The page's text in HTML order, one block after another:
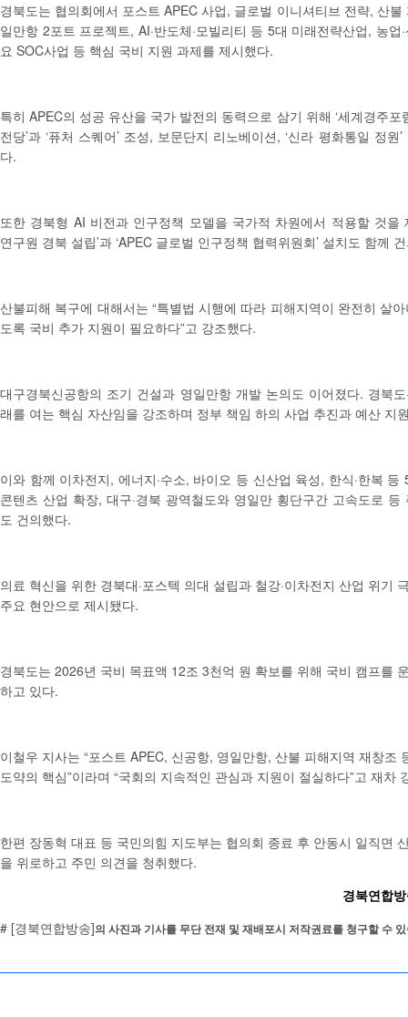
경북도는 협의회에서 포스트 APEC 사업, 글로벌 이니셔티브 전략, 산불
일만항 2포트 프로젝트, AI·반도체·모빌리티 등 5대 미래전략산업, 농업
요 SOC사업 등 핵심 국비 지원 과제를 제시했다.
특히 APEC의 성공 유산을 국가 발전의 동력으로 삼기 위해 ‘세계경주포
전당’과 ‘퓨처 스퀘어’ 조성, 보문단지 리노베이션, ‘신라 평화통일 정
다.
또한 경북형 AI 비전과 인구정책 모델을 국가적 차원에서 적용할 것을
연구원 경북 설립’과 ‘APEC 글로벌 인구정책 협력위원회’ 설치도 함께
산불피해 복구에 대해서는 “특별법 시행에 따라 피해지역이 완전히 살
도록 국비 추가 지원이 필요하다”고 강조했다.
대구경북신공항의 조기 건설과 영일만항 개발 논의도 이어졌다. 경북
래를 여는 핵심 자산임을 강조하며 정부 책임 하의 사업 추진과 예산 지
이와 함께 이차전지, 에너지·수소, 바이오 등 신산업 육성, 한식·한복
콘텐츠 산업 확장, 대구·경북 광역철도와 영일만 횡단구간 고속도로
도 건의했다.
의료 혁신을 위한 경북대·포스텍 의대 설립과 철강·이차전지 산업 위기
주요 현안으로 제시됐다.
경북도는 2026년 국비 목표액 12조 3천억 원 확보를 위해 국비 캠프를
하고 있다.
이철우 지사는 “포스트 APEC, 신공항, 영일만항, 산불 피해지역 재창조
도약의 핵심”이라며 “국회의 지속적인 관심과 지원이 절실하다”고 재차
한편 장동혁 대표 등 국민의힘 지도부는 협의회 종료 후 안동시 일직면
을 위로하고 주민 의견을 청취했다.
경북연합
# [경북연합방송]의 사진과 기사를 무단 전재 및 재배포시 저작권료를 청구할 수